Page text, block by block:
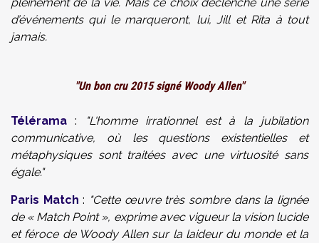
d’événements qui le marqueront, lui, Jill et Rita à tout
jamais.
"Un bon cru 2015 signé Woody Allen"
Télérama :
"L'homme irrationnel est à la jubilation
communicative, où les questions existentielles et
métaphysiques sont traitées avec une virtuosité sans
égale."
Paris Match : "Cette œuvre très sombre dans la lignée
de « Match Point », exprime avec vigueur la vision lucide
et féroce de Woody Allen sur la laideur du monde et la